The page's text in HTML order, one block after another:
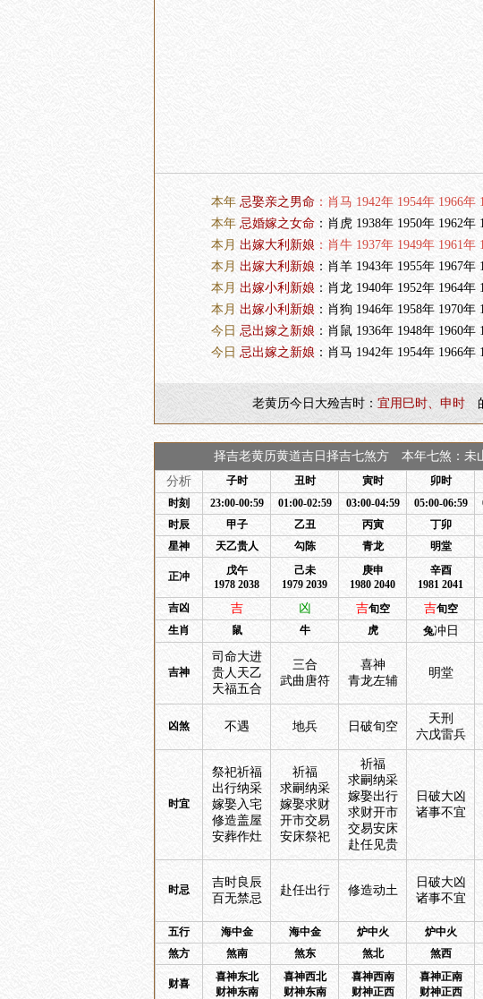
本年 忌娶亲之男命 ：肖马 1942年 1954年 1966
本年 忌婚嫁之女命 ：肖虎 1938年 1950年 1962
本月 出嫁大利新娘 ：肖牛 1937年 1949年 1961
本月 出嫁大利新娘 ：肖羊 1943年 1955年 1967
本月 出嫁小利新娘 ：肖龙 1940年 1952年 1964
本月 出嫁小利新娘 ：肖狗 1946年 1958年 1970
今日 忌出嫁之新娘 ：肖鼠 1936年 1948年 1960
今日 忌出嫁之新娘 ：肖马 1942年 1954年 1966
老黄历今日大殓吉时： 宜用巳时、申时
择吉老黄历黄道吉日择吉七煞方 本年七煞
分析
子时 丑时 寅时 卯时
时刻
23:00-00:59 01:00-02:59 03:00-04:59 05:00-06:59
时辰
甲子 乙丑 丙寅 丁卯
星神
天乙贵人 勾陈 青龙 明堂
正冲
戊午
1978 2038
己未
1979 2039
庚申
1980 2040
辛酉
1981 2041
吉凶
吉 凶 吉旬空 吉旬空
生肖 鼠 牛 虎 兔冲日
吉神
司命大进
贵人天乙
天福五合
三合
武曲唐符
喜神
青龙左辅
明堂
凶煞 不遇 地兵 日破旬空
天刑
六戊雷兵
时宜
祭祀祈福
出行纳采
嫁娶入宅
修造盖屋
安葬作灶
祈福
求嗣纳采
嫁娶求财
开市交易
安床祭祀
祈福
求嗣纳采
嫁娶出行
求财开市
交易安床
赴任见贵
日破大凶
诸事不宜
时忌
吉时良辰
百无禁忌
赴任出行 修造动土
日破大凶
诸事不宜
五行 海中金 海中金 炉中火 炉中火
煞方
煞南 煞东 煞北 煞西
财喜
喜神东北
财神东南
喜神西北
财神东南
喜神西南
财神正西
喜神正南
财神正西